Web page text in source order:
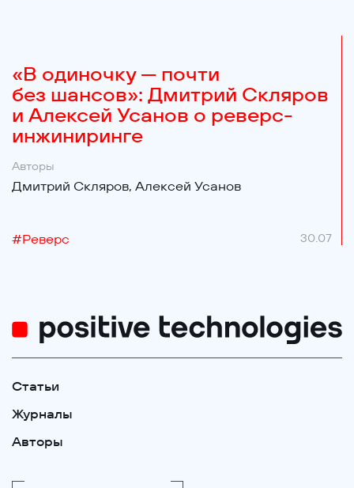
«В одиночку — почти
без шансов»: Дмитрий Скляров
и Алексей Усанов о реверс-
инжиниринге
Авторы
Дмитрий Скляров, Алексей Усанов
#Реверс 30.07
Статьи
Журналы
Авторы